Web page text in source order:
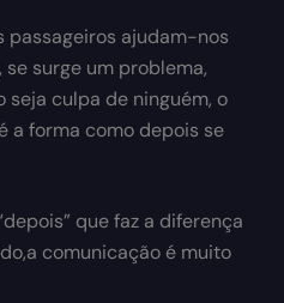
passageiros ajudam-nos
se surge um problema,
seja culpa de ninguém, o
a forma como depois se
que faz a diferença
comunicação é muito